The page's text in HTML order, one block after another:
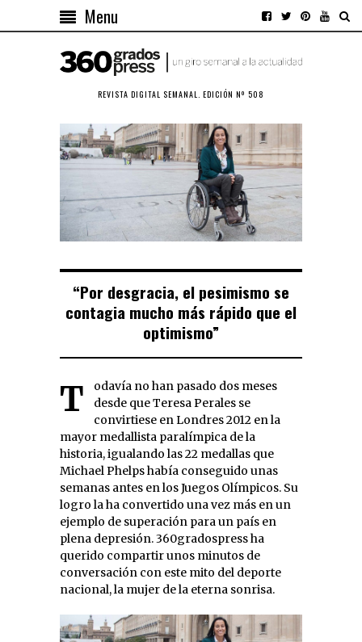
Menu
REVISTA DIGITAL SEMANAL. EDICIÓN Nº 508
“Por desgracia, el pesimismo se
contagia mucho más rápido que el
optimismo”
Todavía no han pasado dos meses
desde que Teresa Perales se
convirtiese en Londres 2012 en la
mayor medallista paralímpica de la
historia, igualando las 22 medallas que
Michael Phelps había conseguido unas
semanas antes en los Juegos Olímpicos. Su
logro la ha convertido una vez más en un
ejemplo de superación para un país en
plena depresión. 360gradospress ha
querido compartir unos minutos de
conversación con este mito del deporte
nacional, la mujer de la eterna sonrisa.